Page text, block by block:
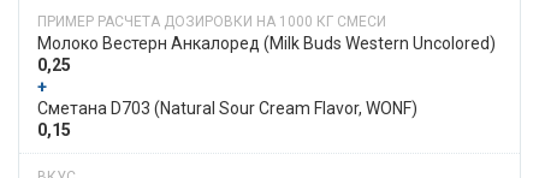
Молоко Вестерн Анкалоред​​ (Milk Buds Western Uncolored)
0,25
+
​​ Сметана D703​​ (​Natural Sour Cream Flavor, WONF)
0,15